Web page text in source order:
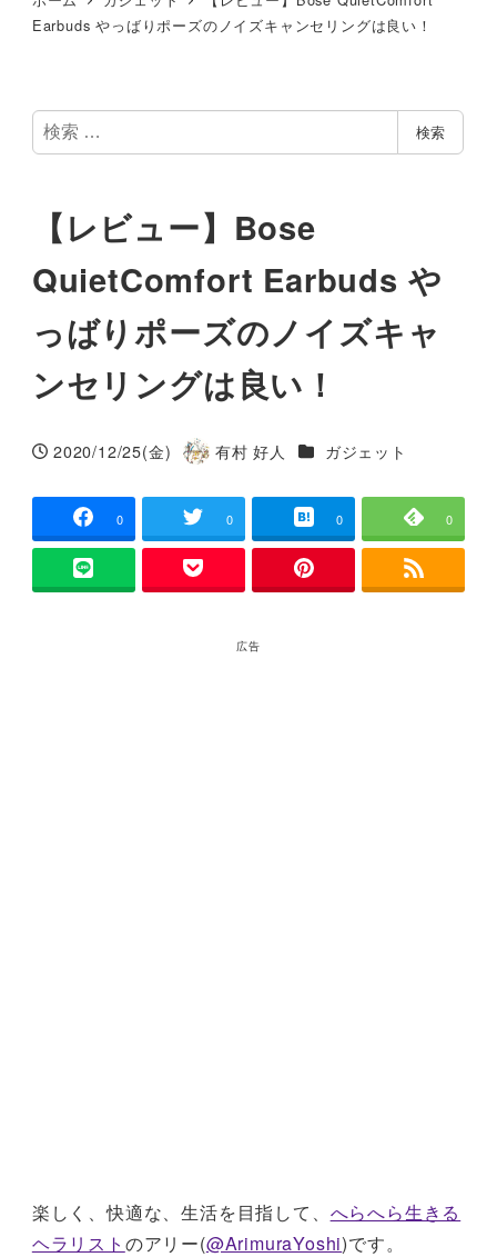
Earbuds やっばりポーズのノイズキャンセリングは良い！
検
索
検索
【レビュー】Bose
QuietComfort Earbuds や
っばりポーズのノイズキャ
ンセリングは良い！
投稿日
2020/12/25(金)
著
有村 好人 カテゴリー
ガジェット
0 0 0 0
広告
楽しく、快適な、生活を目指して、 へらへら生きる
ヘラリスト のアリー(@ArimuraYoshi)です。